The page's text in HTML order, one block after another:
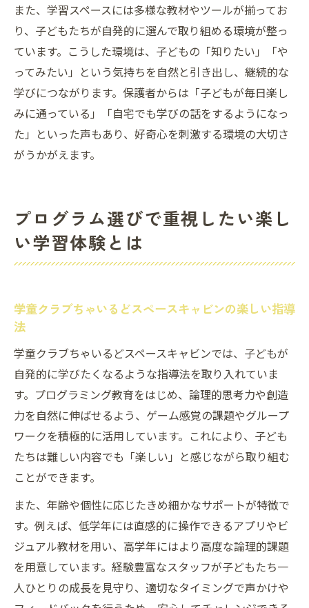
また、学習スペースには多様な教材やツールが揃ってお
り、子どもたちが自発的に選んで取り組める環境が整っ
ています。こうした環境は、子どもの「知りたい」「や
ってみたい」という気持ちを自然と引き出し、継続的な
学びにつながります。保護者からは「子どもが毎日楽し
みに通っている」「自宅でも学びの話をするようになっ
た」といった声もあり、好奇心を刺激する環境の大切さ
がうかがえます。
プログラム選びで重視したい楽し
い学習体験とは
学童クラブちゃいるどスペースキャビンの楽しい指導
法
学童クラブちゃいるどスペースキャビンでは、子どもが
自発的に学びたくなるような指導法を取り入れていま
す。プログラミング教育をはじめ、論理的思考力や創造
力を自然に伸ばせるよう、ゲーム感覚の課題やグループ
ワークを積極的に活用しています。これにより、子ども
たちは難しい内容でも「楽しい」と感じながら取り組む
ことができます。
また、年齢や個性に応じたきめ細かなサポートが特徴で
す。例えば、低学年には直感的に操作できるアプリやビ
ジュアル教材を用い、高学年にはより高度な論理的課題
を用意しています。経験豊富なスタッフが子どもたち一
人ひとりの成長を見守り、適切なタイミングで声かけや